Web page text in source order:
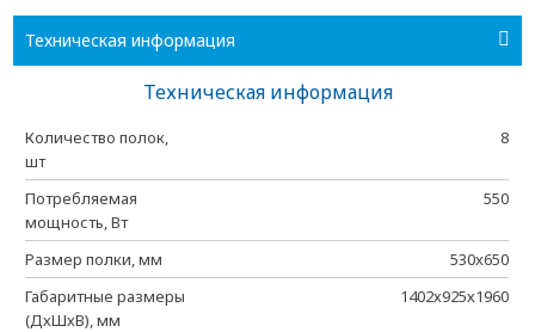
Техническая информация
Техническая информация
Количество полок,
шт
8
Потребляемая
мощность, Вт
550
Размер полки, мм
530x650
Габаритные размеры
(ДхШхВ), мм
1402х925х1960